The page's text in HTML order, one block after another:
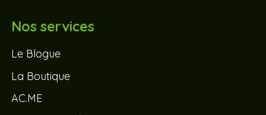
Nos services
Le Blogue
La Boutique
AC.ME